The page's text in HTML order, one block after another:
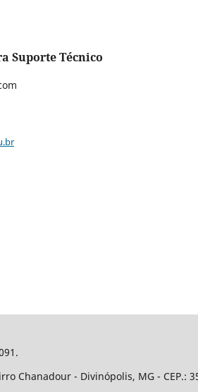
Suporte Técnico
Chanadour - Divinópolis, MG - CEP.: